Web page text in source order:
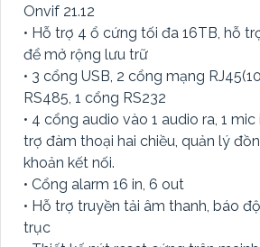
Onvif 21.12
• Hỗ trợ 4 ổ cứng tối đa 16TB, hỗ
để mở rộng lưu trữ
• 3 cổng USB, 2 cổng mạng
RS485, 1 cổng RS232
• 4 cổng audio vào 1 audio ra, 1
trợ đàm thoại hai chiều, quản lý
khoản kết nối.
• Cổng alarm 16 in, 6 out
• Hỗ trợ truyền tải âm thanh, báo
trục